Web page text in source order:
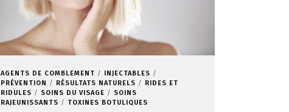
AGENTS DE COMBLEMENT
INJECTABLES
PRÉVENTION
RÉSULTATS NATURELS
RIDES ET
RIDULES
SOINS DU VISAGE
SOINS
RAJEUNISSANTS
TOXINES BOTULIQUES